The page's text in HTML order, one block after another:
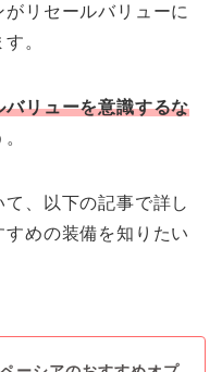
リセールバリューに
。
バリューを意識するな
、以下の記事で詳し
すめの装備を知りたい